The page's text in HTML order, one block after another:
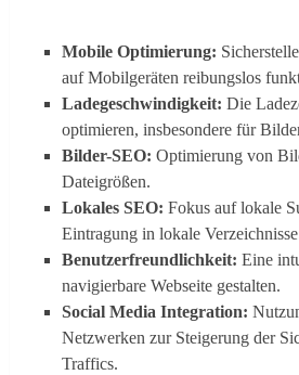
Mobile Optimierung:
auf Mobilgeräten reibungslos
Ladegeschwindigkeit: Die
optimieren, insbesondere für
Bilder-SEO: Optimierung von
Dateigrößen.
Lokales SEO: Fokus auf lokale
Eintragung in lokale
Benutzerfreundlichkeit: Eine
navigierbare Webseite gestalten.
Social Media Integration:
Netzwerken zur Steigerung der
Traffics.